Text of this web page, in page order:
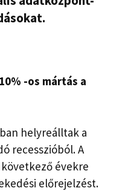
10% -os mártás a
helyreálltak a
recesszióból. A
évekre
előrejelzést.